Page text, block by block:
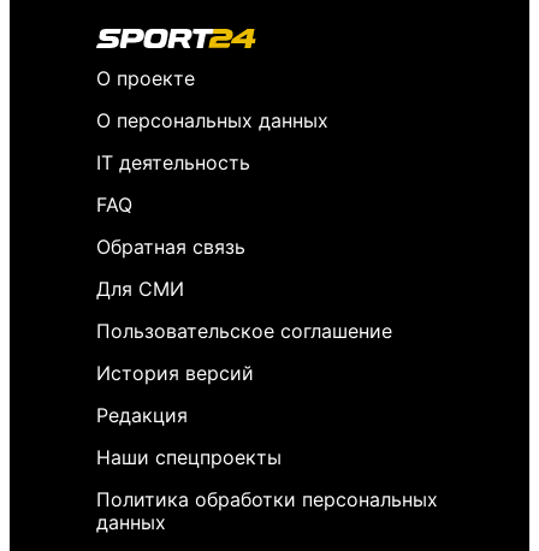
О проекте
О персональных данных
IT деятельность
FAQ
Обратная связь
Для СМИ
Пользовательское соглашение
История версий
Редакция
Наши спецпроекты
Политика обработки персональных
данных